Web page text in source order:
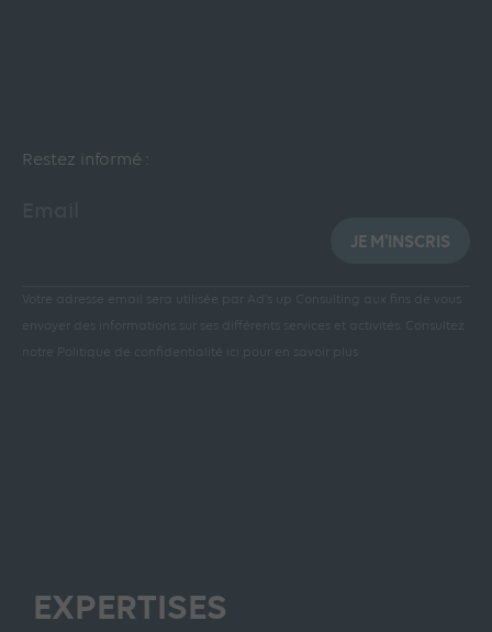
Restez informé :
JE M'INSCRIS
Votre adresse email sera utilisée par Ad’s up Consulting aux fins de vous
envoyer des informations sur ses différents services et activités.
Consultez
notre Politique de confidentialité ici pour en savoir plus
EXPERTISES